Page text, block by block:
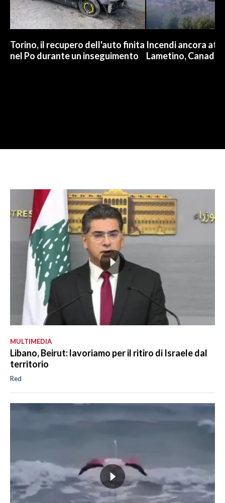
Torino, il recupero dell'auto finita
nel Po durante un inseguimento
Incendi ancora
Lametino,
MULTIMEDIA
Libano, Beirut: lavoriamo per il ritiro di Israele dal
territorio
Red